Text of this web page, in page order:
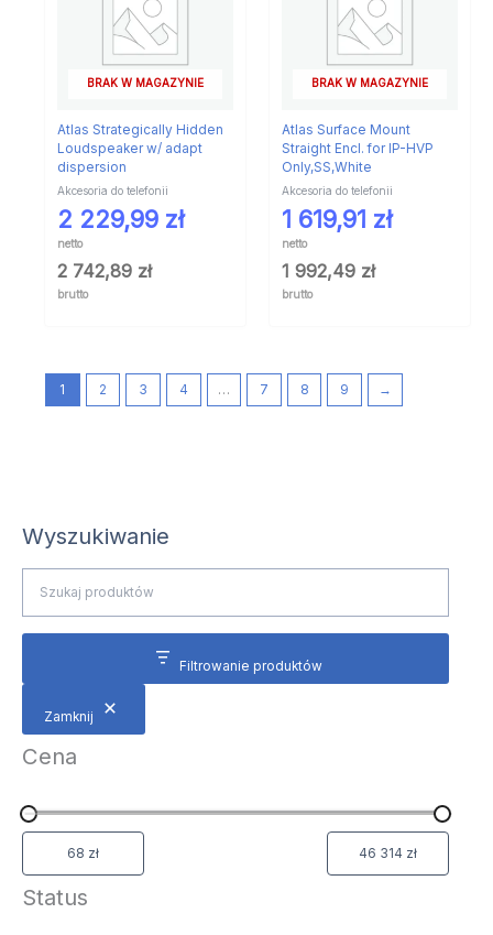
Wyszukiwanie
Filtrowanie produktów
Zamknij
Cena
Status
BRAK W MAGAZYNIE
Atlas Strategically Hidden
Loudspeaker w/ adapt
dispersion
Akcesoria do telefonii
2 229,99 zł
netto
2 742,89 zł
brutto
BRAK W MAGAZYNIE
Atlas Surface Mount
Straight Encl. for IP-HVP
Only,SS,White
Akcesoria do telefonii
1 619,91 zł
netto
1 992,49 zł
brutto
1 2 3 4 … 7 8 9 →